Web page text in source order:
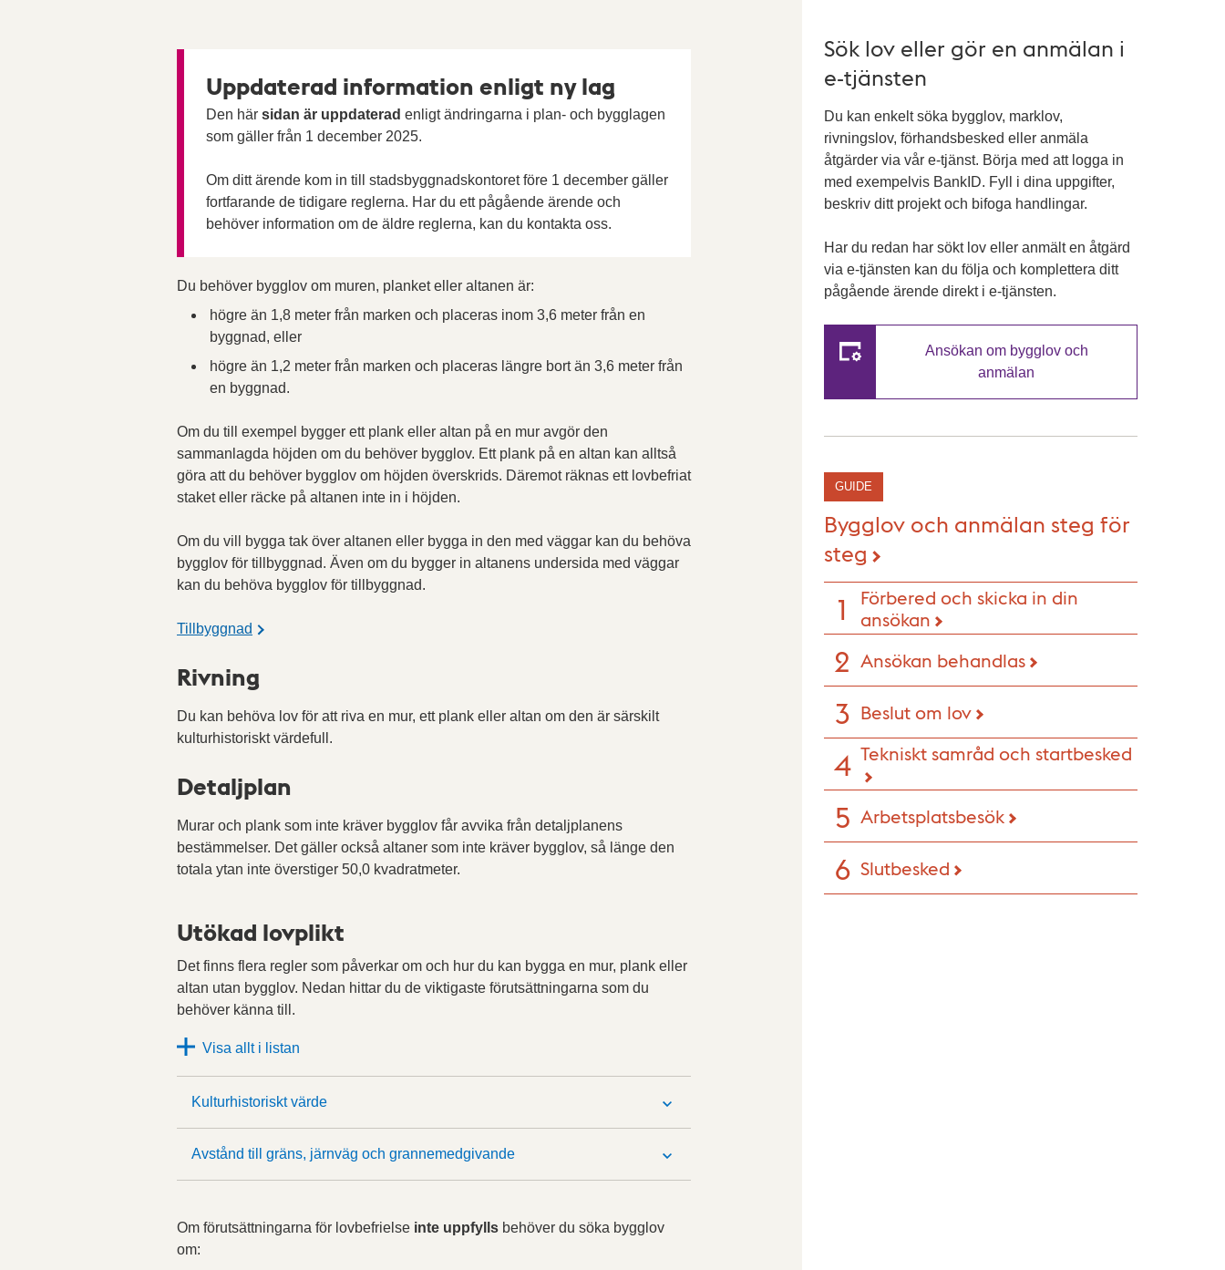
Uppdaterad information enligt ny lag
Den här sidan är uppdaterad enligt ändringarna i plan- och bygglagen
som gäller från 1 december 2025.
Om ditt ärende kom in till stadsbyggnadskontoret före 1 december gäller
fortfarande de tidigare reglerna. Har du ett pågående ärende och
behöver information om de äldre reglerna, kan du kontakta oss.
Du behöver bygglov om muren, planket eller altanen är:
högre än 1,8 meter från marken och placeras inom 3,6 meter från en
byggnad, eller
högre än 1,2 meter från marken och placeras längre bort än 3,6 meter från
en byggnad.
Om du till exempel bygger ett plank eller altan på en mur avgör den
sammanlagda höjden om du behöver bygglov. Ett plank på en altan kan alltså
göra att du behöver bygglov om höjden överskrids. Däremot räknas ett lovbefriat
staket eller räcke på altanen inte in i höjden.
Om du vill bygga tak över altanen eller bygga in den med väggar kan du behöva
bygglov för tillbyggnad. Även om du bygger in altanens undersida med väggar
kan du behöva bygglov för tillbyggnad.
Tillbyggnad
Rivning
Du kan behöva lov för att riva en mur, ett plank eller altan om den är särskilt
kulturhistoriskt värdefull.
Detaljplan
Murar och plank som inte kräver bygglov får avvika från detaljplanens
bestämmelser. Det gäller också altaner som inte kräver bygglov, så länge den
totala ytan inte överstiger 50,0 kvadratmeter.
Utökad lovplikt
Det finns flera regler som påverkar om och hur du kan bygga en mur, plank eller
altan utan bygglov. Nedan hittar du de viktigaste förutsättningarna som du
behöver känna till.
Visa allt i listan
Kulturhistoriskt värde
Avstånd till gräns, järnväg och grannemedgivande
Om förutsättningarna för lovbefrielse inte uppfylls behöver du söka bygglov
om:
Sök lov eller gör en anmälan i
e-tjänsten
Du kan enkelt söka bygglov, marklov,
rivningslov, förhandsbesked eller anmäla
åtgärder via vår e-tjänst. Börja med att logga in
med exempelvis BankID. Fyll i dina uppgifter,
beskriv ditt projekt och bifoga handlingar.
Har du redan har sökt lov eller anmält en åtgärd
via e-tjänsten kan du följa och komplettera ditt
pågående ärende direkt i e-tjänsten.
Ansökan om bygglov och
anmälan
GUIDE
Bygglov och anmälan steg för
steg
Förbered och skicka in din
ansökan
Ansökan behandlas
Beslut om lov
Tekniskt samråd och startbesked
Arbetsplatsbesök
Slutbesked